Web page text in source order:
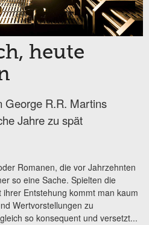
heute
George R.R. Martins
Jahre zu spät
Romanen, die vor Jahrzehnten
so eine Sache. Spielten die
Entstehung kommt man kaum
Wertvorstellungen zu
so konsequent und versetzt...